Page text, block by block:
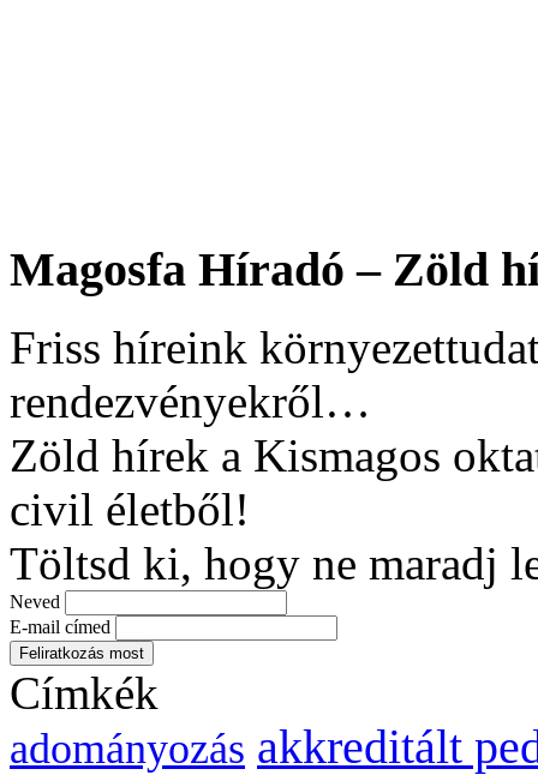
Magosfa Híradó – Zöld
Friss híreink
rendezvényekről…
Zöld hírek a Kismagos
civil életből!
Töltsd ki, hogy ne maradj
Neved
E-mail címed
Címkék
adományozás akkreditált